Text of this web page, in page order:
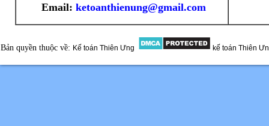
Email: ketoanthienung@gmail.com
Bản quyền thuộc về: Kế toán Thiên Ưng kế toán Thiên